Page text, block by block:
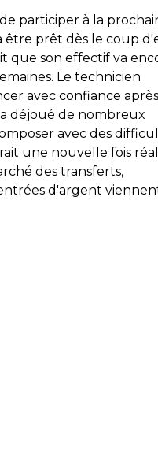
participer à la
être prêt dès le coup
que son effectif va
Le technicien
avec confiance
déjoué de nombreux
avec des
une nouvelle fois
des transferts,
d'argent